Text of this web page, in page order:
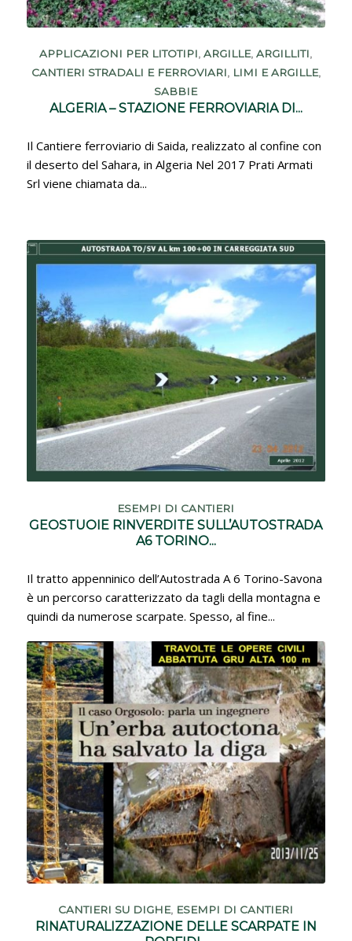
APPLICAZIONI PER LITOTIPI,ARGILLE,ARGILLITI,
CANTIERI STRADALI E FERROVIARI, LIMI E ARGILLE,
SABBIE
ALGERIA – STAZIONE FERROVIARIA DI...
Il Cantiere ferroviario di Saida, realizzato al confine con
il deserto del Sahara, in Algeria Nel 2017 Prati Armati
Srl viene chiamata da...
ESEMPI DI CANTIERI
GEOSTUOIE RINVERDITE SULL’AUTOSTRADA
A6 TORINO...
Il tratto appenninico dell’Autostrada A 6 Torino-Savona
è un percorso caratterizzato da tagli della montagna e
quindi da numerose scarpate. Spesso, al fine...
CANTIERI SU DIGHE, ESEMPI DI CANTIERI
RINATURALIZZAZIONE DELLE SCARPATE IN